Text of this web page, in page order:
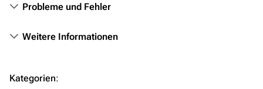
Autorenportal
Themengruppen
Probleme und Fehler
Weitere Informationen
Kategorien: